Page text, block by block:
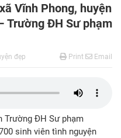
Vĩnh Phong, huyện
Trường ĐH Sư phạm
đẹp Print Email
Trường ĐH Sư phạm
sinh viên tình nguyện